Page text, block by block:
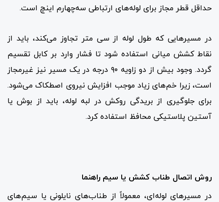
حداقل قطر مجاز برای لوله‌های ارتباطی سه‌چهارم اینچ است.
در مسیرهایی که طول لوله از سی متر تجاوز می‌کند، باید از
نقاط کشش میانی استفاده شود تا فشار وارد بر کابل تقسیم
گردد. وجود بیش از دو زاویه ۹۰ درجه در یک مسیر نیز غیرمجاز
است، زیرا خم‌های زیاد موجب افزایش نیروی اصطکاک می‌شود.
برای جلوگیری از بریدگی روکش در لبه لوله، باید از بوش یا
آستین پلاستیکی محافظ استفاده کرد.
روش اتصال طناب کشش یا سیم راهنما
در مسیرهای لوله‌ای، معمولاً از طناب‌های نایلونی یا سیم‌های